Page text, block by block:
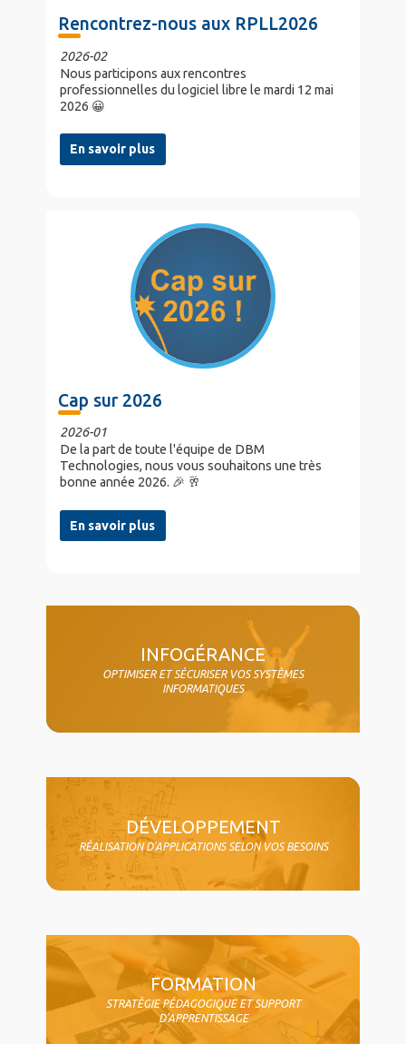
Rencontrez-nous aux RPLL2026
2026-02
Nous participons aux rencontres
professionnelles du logiciel libre le mardi 12 mai
2026 😀
En savoir plus
Cap sur 2026
2026-01
De la part de toute l'équipe de DBM
Technologies, nous vous souhaitons une très
bonne année 2026. 🎉 🥂
En savoir plus
INFOGÉRANCE
OPTIMISER ET SÉCURISER VOS SYSTÈMES
INFORMATIQUES
DÉVELOPPEMENT
RÉALISATION D'APPLICATIONS SELON VOS BESOINS
FORMATION
STRATÉGIE PÉDAGOGIQUE ET SUPPORT
D'APPRENTISSAGE